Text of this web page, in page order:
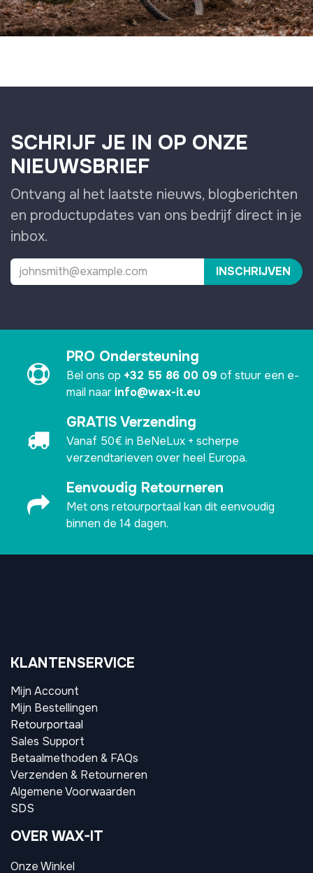
SCHRIJF JE IN OP ONZE
NIEUWSBRIEF
Ontvang al het laatste nieuws, blogberichten
en productupdates van ons bedrijf direct in je
inbox.
INSCHRIJVEN
PRO Ondersteuning
Bel ons op +32 55 86 00 09 of stuur een e-
mail naar info@wax-it.eu
GRATIS Verzending
Vanaf 50€ in BeNeLux + scherpe
verzendtarieven over heel Europa.
Eenvoudig Retourneren
Met ons retourportaal kan dit eenvoudig
binnen de 14 dagen.
KLANTENSERVICE
Mijn Account
Mijn Bestellingen
Retourportaal
Sales Support
Betaalmethoden & FAQs
Verzenden & Retourneren
Algemene Voorwaarden
SDS
OVER WAX-IT
Onze Winkel